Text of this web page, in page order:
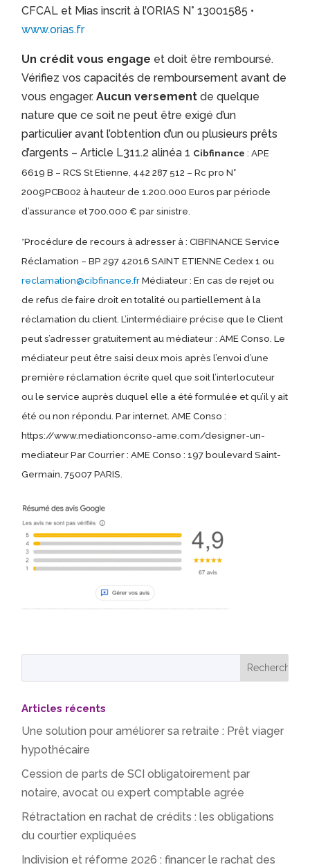
CFCAL et Mias inscrit à l’ORIAS N° 13001585 •
www.orias.fr
Un crédit vous engage et doit être remboursé.
Vérifiez vos capacités de remboursement avant de
vous engager.Aucun versement de quelque
nature que ce soit ne peut être exigé d’un
particulier avant l’obtention d’un ou plusieurs prêts
d’argents – Article L311.2 alinéa 1 Cibfinance: APE
6619 B – RCS St Etienne, 442 287 512 – Rc pro N°
2009PCB002 à hauteur de 1.200.000 Euros par période
d’assurance et 700.000 € par sinistre.
*Procédure de recours à adresser à : CIBFINANCE Service
Réclamation – BP 297 42016 SAINT ETIENNE Cedex 1 ou
reclamation@cibfinance.frMédiateur : En cas de rejet ou
de refus de faire droit en totalité ou partiellement à la
réclamation du client. L’intermédiaire précise que le Client
peut s’adresser gratuitement au médiateur : AME Conso. Le
médiateur peut être saisi deux mois après l’envoi d’une
première réclamation écrite quel que soit l’interlocuteur
ou le service auprès duquel elle a été formulée et qu’il y ait
été ou non répondu. Par internet. AME Conso :
https://www.mediationconso-ame.com/designer-un-
mediateur Par Courrier : AME Conso : 197 boulevard Saint-
Germain, 75007 PARIS.
Articles récents
Une solution pour améliorer sa retraite : Prêt viager
hypothécaire
Cession de parts de SCI obligatoirement par
notaire, avocat ou expert comptable agrée
Rétractation en rachat de crédits : les obligations
du courtier expliquées
Indivision et réforme 2026 : financer le rachat des